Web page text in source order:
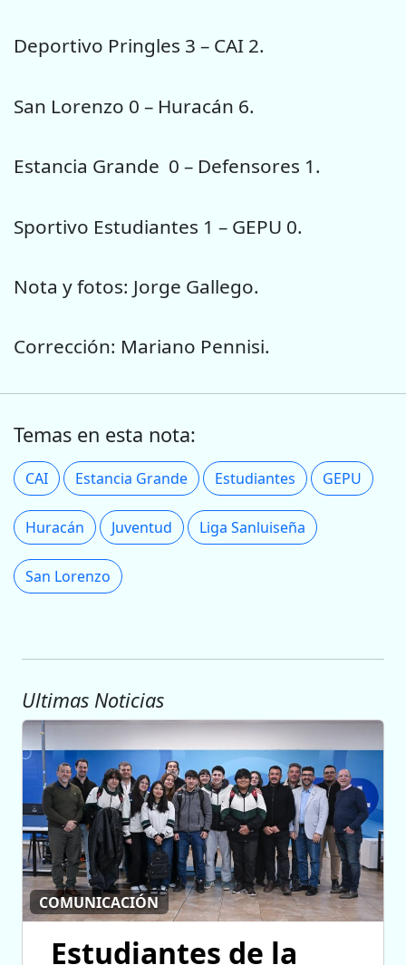
Deportivo Pringles 3 – CAI 2.
San Lorenzo 0 – Huracán 6.
Estancia Grande 0 – Defensores 1.
Sportivo Estudiantes 1 – GEPU 0.
Nota y fotos: Jorge Gallego.
Corrección: Mariano Pennisi.
Temas en esta nota:
CAI Estancia Grande Estudiantes GEPU
Huracán Juventud Liga Sanluiseña
San Lorenzo
Ultimas Noticias
COMUNICACIÓN
Estudiantes de la